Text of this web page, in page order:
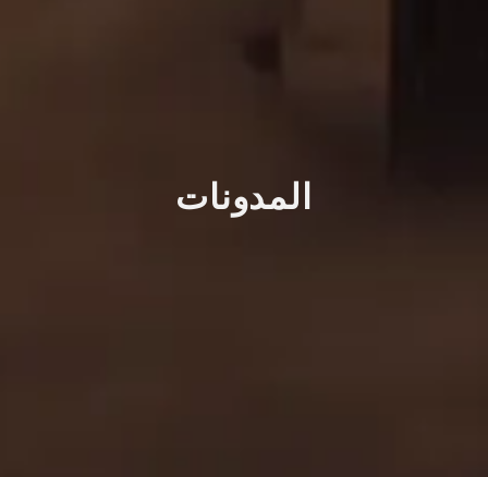
المدونات